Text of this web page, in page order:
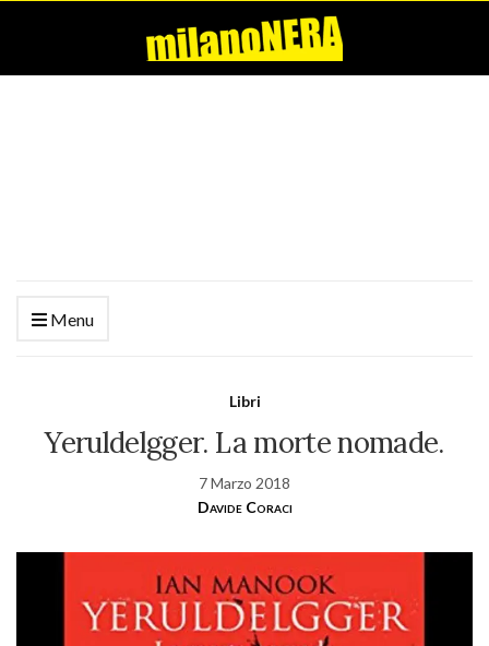
Menu
Libri
Yeruldelgger. La morte nomade.
7 Marzo 2018
Davide Coraci